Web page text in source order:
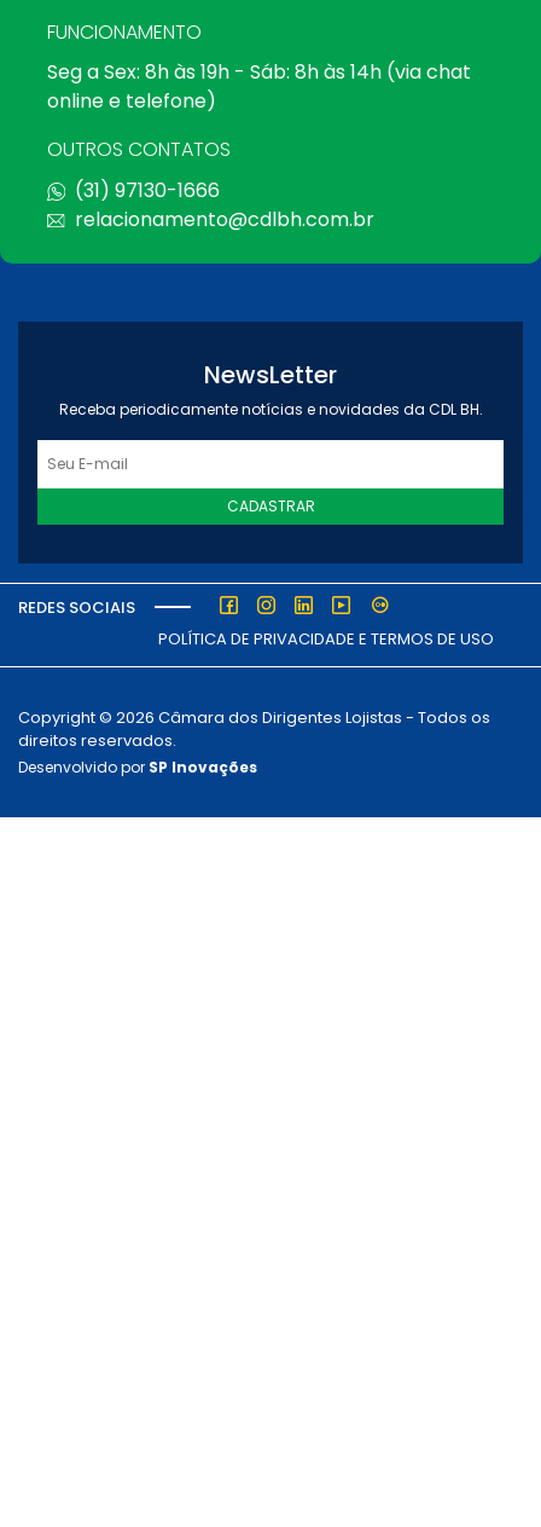
FUNCIONAMENTO
Seg a Sex: 8h às 19h - Sáb: 8h às 14h (via chat
online e telefone)
OUTROS CONTATOS
(31) 97130-1666
relacionamento@cdlbh.com.br
NewsLetter
Receba periodicamente notícias e novidades da CDL BH.
CADASTRAR
REDES SOCIAIS
POLÍTICA DE PRIVACIDADE E TERMOS DE USO
Copyright © 2026 Câmara dos Dirigentes Lojistas - Todos os
direitos reservados.
Desenvolvido por SP Inovações